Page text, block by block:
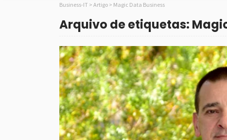
Business-IT > Artigo > Magic Data Business
Arquivo de etiquetas: